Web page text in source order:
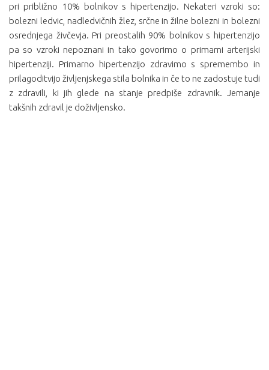
pri približno 10% bolnikov s hipertenzijo. Nekateri vzroki so:
bolezni ledvic, nadledvičnih žlez, srčne in žilne bolezni in bolezni
osrednjega živčevja. Pri preostalih 90% bolnikov s hipertenzijo
pa so vzroki nepoznani in tako govorimo o primarni arterijski
hipertenziji. Primarno hipertenzijo zdravimo s spremembo in
prilagoditvijo življenjskega stila bolnika in če to ne zadostuje tudi
z zdravili, ki jih glede na stanje predpiše zdravnik. Jemanje
takšnih zdravil je doživljensko.